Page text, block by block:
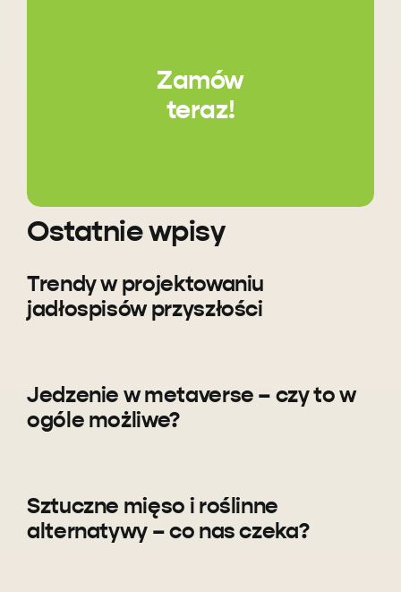
Zamów
teraz!
Ostatnie wpisy
Trendy w projektowaniu
jadłospisów przyszłości
Jedzenie w metaverse – czy to w
ogóle możliwe?
Sztuczne mięso i roślinne
alternatywy – co nas czeka?